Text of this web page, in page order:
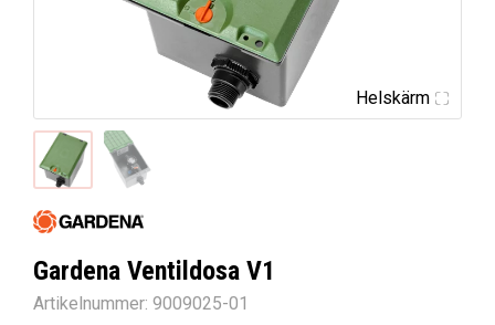
Helskärm
Gardena Ventildosa V1
Artikelnummer: 9009025-01